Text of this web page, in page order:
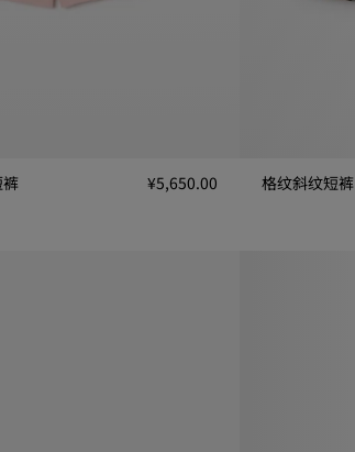
¥5,650.00
格纹斜纹短裤